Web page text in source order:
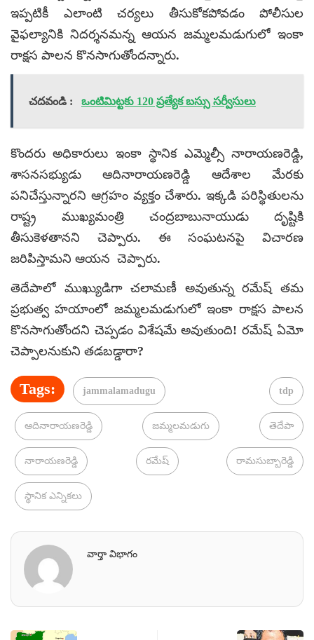
ఇప్పటికీ ఎలాంటి చర్యలు తీసుకోకపోవడం పోలీసుల
వైఫల్యానికి నిదర్శనమన్న ఆయన జమ్మలమడుగులో ఇంకా
రాక్షస పాలన కొనసాగుతోందన్నారు.
చదవండి : ఒంటిమిట్టకు 120 ప్రత్యేక బస్సు సర్వీసులు
కొందరు అధికారులు ఇంకా స్థానిక ఎమ్మెల్సీ నారాయణరెడ్డి,
శాసనసభ్యుడు ఆదినారాయణరెడ్డి ఆదేశాల మేరకు
పనిచేస్తున్నారని ఆగ్రహం వ్యక్తం చేశారు. ఇక్కడి పరిస్థితులను
రాష్ట్ర ముఖ్యమంత్రి చంద్రబాబునాయుడు దృష్టికి
తీసుకెళతానని చెప్పారు. ఈ సంఘటనపై విచారణ
జరిపిస్తామని ఆయన చెప్పారు.
తెదేపాలో ముఖ్యుడిగా చలామణీ అవుతున్న రమేష్ తమ
ప్రభుత్వ హయాంలో జమ్మలమడుగులో ఇంకా రాక్షస పాలన
కొనసాగుతోందని చెప్పడం విశేషమే అవుతుంది! రమేష్ ఏమో
చెప్పాలనుకుని తడబడ్డారా?
Tags: jammalamadugu tdp
ఆదినారాయణరెడ్డి జమ్మలమడుగు తెదేపా
నారాయణరెడ్డి రమేష్ రామసుబ్బారెడ్డి
స్థానిక ఎన్నికలు
వార్తా విభాగం